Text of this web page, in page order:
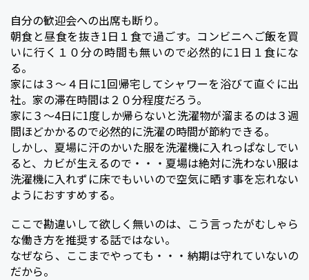
自分の歓迎会への出席も断り。
朝食と昼食を抜き1日１食で過ごす。コンビニへご飯を買
いに行く１０分の時間も無いので必然的に1日１食にな
る。
家には３〜４日に1回帰宅してシャワーを浴びて直ぐに出
社。家の滞在時間は２０分程度だろう。
家に３〜4日に1度しか帰らないと洗濯物が溜まるのは３週
間ほどかかるので必然的に洗濯の時間が節約できる。
しかし、夏場に汗のかいた服を洗濯機に入れっぱなしでい
ると、カビが生えるので・・・夏場は絶対に洗わない服は
洗濯機に入れずに床でもいいので空気に晒す事を忘れない
ようにおすすめする。
ここで勘違いして欲しく無いのは、こう言ったがむしゃら
な働き方を推奨する話ではない。
なぜなら、ここまでやっても・・・納期は守れていないの
だから。